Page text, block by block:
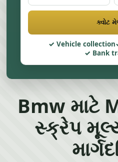
ક્વોટ
Vehicle collection
Bank
Bmw માટે
સ્ક્રેપ